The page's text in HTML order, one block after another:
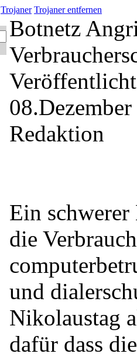
Trojaner Trojaner entfernen
Botnetz
Redaktion
Ein
die
und
Nikolaustag
dafür dass